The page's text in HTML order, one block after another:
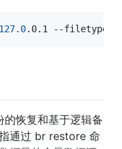
127.0.0.1 --filetype
恢复和基于逻辑备
通过 br restore 命